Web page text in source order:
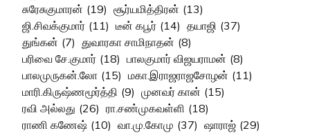
சுரேசுகுமாரன் (19) சூர்யமித்திரன் (13)
ஜி.சிவக்குமார் (11) டீன் கபூர் (14) தயாஜி (37)
துங்கன் (7) துவாரகா சாமிநாதன் (8)
பரிவை சே.குமார் (18) பாலகுமார் விஜயராமன் (8)
பாலமுருகன்.லோ (15) மகா.இராஜராஜசோழன் (11)
மாரி.கிருஷ்ணமூர்த்தி (9) முனவர் கான் (15)
ரவி அல்லது (26) ரா.சண்முகவள்ளி (18)
ராணி கணேஷ் (10) வா.மு.கோமு (37) ஷாராஜ் (29)